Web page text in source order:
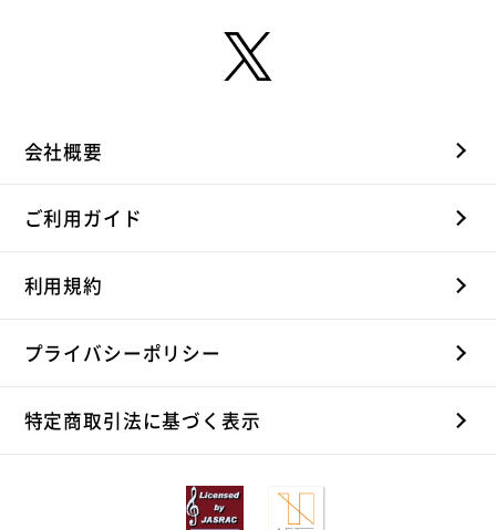
会社概要
ご利用ガイド
利用規約
プライバシーポリシー
特定商取引法に基づく表示